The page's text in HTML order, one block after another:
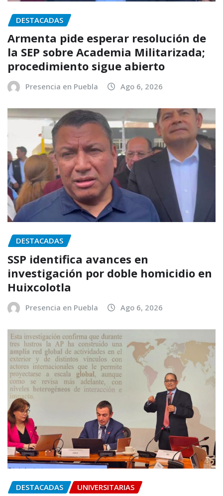
DESTACADAS
Armenta pide esperar resolución de
la SEP sobre Academia Militarizada;
procedimiento sigue abierto
Presencia en Puebla Ago 6, 2026
DESTACADAS
SSP identifica avances en
investigación por doble homicidio en
Huixcolotla
Presencia en Puebla Ago 6, 2026
DESTACADAS UNIVERSITARIAS